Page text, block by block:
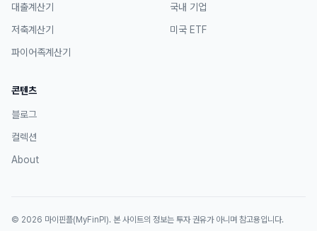
대출계산기
저축계산기
파이어족계산기
국내 기업
미국 ETF
콘텐츠
블로그
컬렉션
About
© 2026 마이핀플(MyFinPl). 본 사이트의 정보는 투자 권유가 아니며 참고용입니다.